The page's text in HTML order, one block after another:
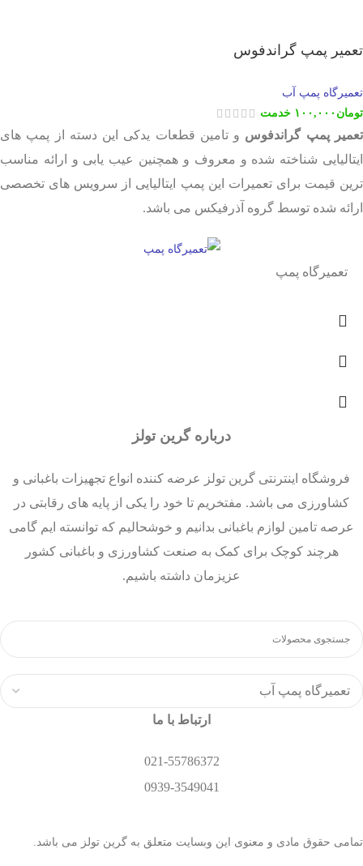
تعمیر پمپ گراندفوس
تعمیرگاه پمپ آب
تومان ۱۰۰,۰۰۰ خدمت
تعمیر پمپ گراندفوس و تامین قطعات یدکی این دسته از پمپ های
ایتالیایی شناخته شده و معروف و همچنین عیب یابی و ارائه مناسب
ترین قیمت برای تعمیرات این پمپ ایتالیایی از سرویس های تخصصی
ارائه شده توسط گروه آذرفیکس می باشد.
تعمیرگاه پمپ
درباره گرین تولز
فروشگاه اینترنتی گرین تولز عرضه کننده انواع تجهیزات باغبانی و
کشاورزی می باشد. مفتخریم تا خود را یکی از پایه های رقابتی در
عرصه تامین لوازم باغبانی بدانیم و خوشحالیم که توانسته ایم گامی
هرچند کوچک برای کمک به صنعت کشاورزی و باغبانی کشور
عزیزمان داشته باشیم.
ارتباط با ما
021-55786372
0939-3549041
تمامی حقوق مادی و معنوی این وبسایت متعلق به گرین تولز می باشد.